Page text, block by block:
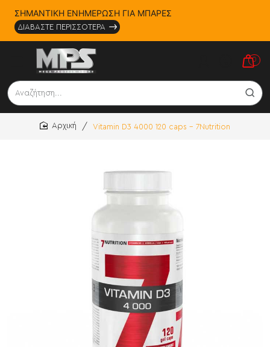
ΣΗΜΑΝΤΙΚΗ ΕΝΗΜΕΡΩΣΗ ΓΙΑ ΜΠΑΡΕΣ
ΔΙΑΒΑΣΤΕ ΠΕΡΙΣΣΟΤΕΡΑ
0
Αναζήτηση...
Vitamin D3 4000 120 caps - 7Nutrition